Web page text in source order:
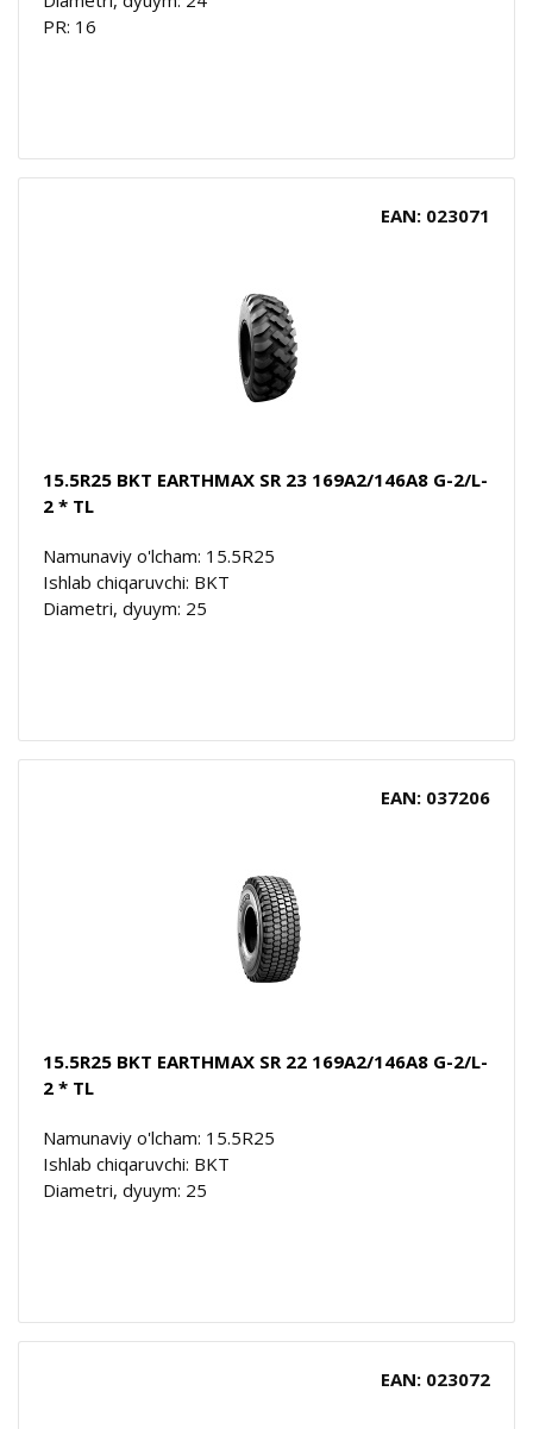
PR: 16
EAN: 023071
15.5R25 BKT EARTHMAX SR 23 169A2/146A8 G-2/L-
2 * TL
Namunaviy o'lcham: 15.5R25
Ishlab chiqaruvchi: BKT
Diametri, dyuym: 25
EAN: 037206
15.5R25 BKT EARTHMAX SR 22 169A2/146A8 G-2/L-
2 * TL
Namunaviy o'lcham: 15.5R25
Ishlab chiqaruvchi: BKT
Diametri, dyuym: 25
EAN: 023072